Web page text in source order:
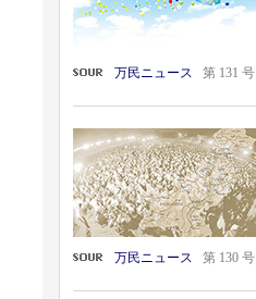
万民ニュース 第 131 号
万民ニュース 第 130 号